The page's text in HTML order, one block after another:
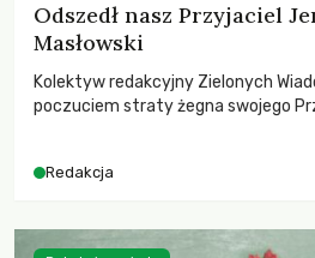
Odszedł nasz Przyjaciel
Masłowski
Kolektyw redakcyjny Zielonych
poczuciem straty żegna swojego
Redakcja